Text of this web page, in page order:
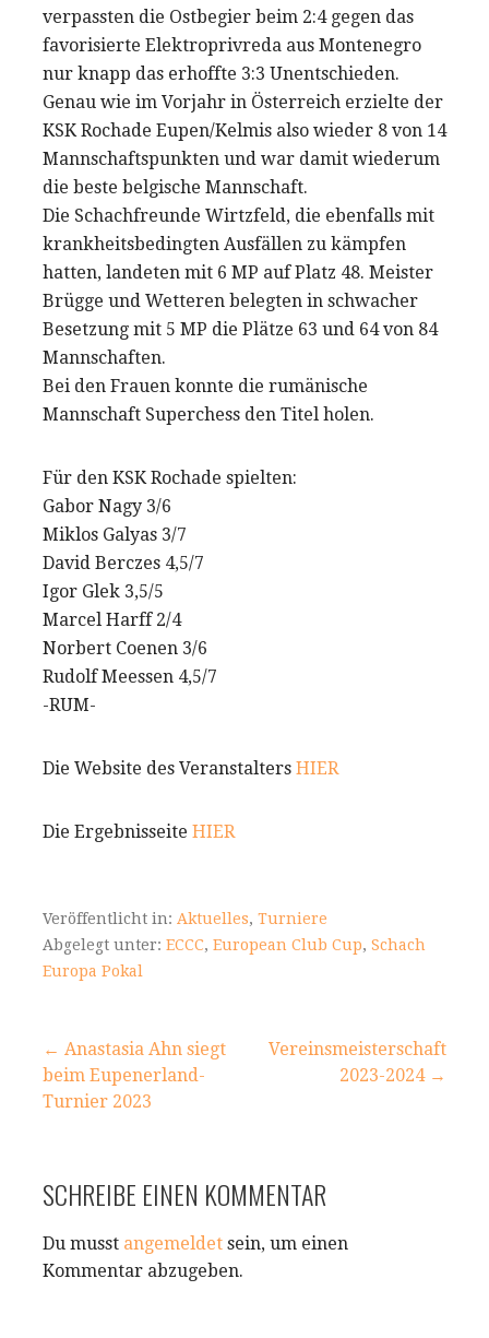
verpassten die Ostbegier beim 2:4 gegen das
favorisierte Elektroprivreda aus Montenegro
nur knapp das erhoffte 3:3 Unentschieden.
Genau wie im Vorjahr in Österreich erzielte der
KSK Rochade Eupen/Kelmis also wieder 8 von 14
Mannschaftspunkten und war damit wiederum
die beste belgische Mannschaft.
Die Schachfreunde Wirtzfeld, die ebenfalls mit
krankheitsbedingten Ausfällen zu kämpfen
hatten, landeten mit 6 MP auf Platz 48. Meister
Brügge und Wetteren belegten in schwacher
Besetzung mit 5 MP die Plätze 63 und 64 von 84
Mannschaften.
Bei den Frauen konnte die rumänische
Mannschaft Superchess den Titel holen.
Für den KSK Rochade spielten:
Gabor Nagy 3/6
Miklos Galyas 3/7
David Berczes 4,5/7
Igor Glek 3,5/5
Marcel Harff 2/4
Norbert Coenen 3/6
Rudolf Meessen 4,5/7
-RUM-
Die Website des Veranstalters HIER
Die Ergebnisseite HIER
Veröffentlicht in: Aktuelles, Turniere
Abgelegt unter: ECCC, European Club Cup, Schach
Europa Pokal
Beitragsnavigation
← Anastasia Ahn siegt
beim Eupenerland-
Turnier 2023
Vereinsmeisterschaft
2023-2024 →
SCHREIBE EINEN KOMMENTAR
Du musst angemeldet sein, um einen
Kommentar abzugeben.